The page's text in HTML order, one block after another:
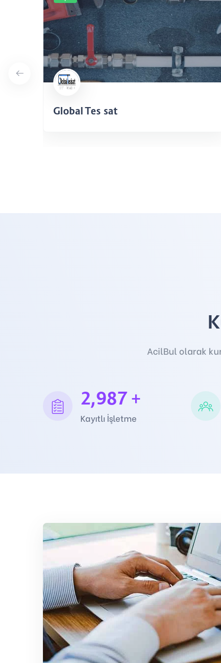
Global Tesisat
AcilBul olarak
2,987 +
Kayıtlı İşletme